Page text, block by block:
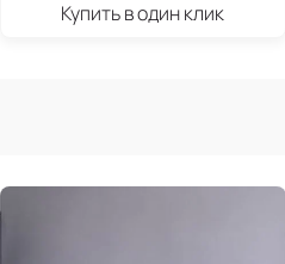
Купить в один клик